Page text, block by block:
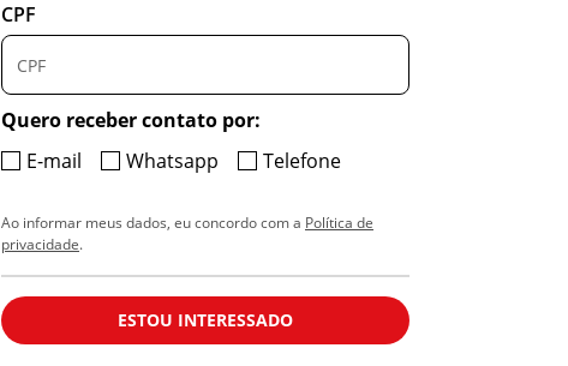
CPF
Quero receber contato por:
E-mail
Whatsapp Telefone
Ao informar meus dados, eu concordo com a Política de
privacidade.
ESTOU INTERESSADO